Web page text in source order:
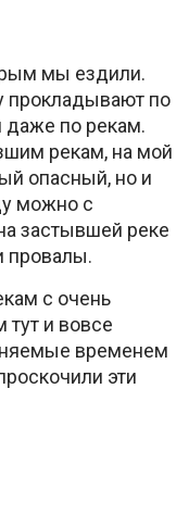
мы ездили.
прокладывают по
даже по рекам.
рекам, на мой
опасный, но и
можно с
застывшей реке
провалы.
с очень
и вовсе
временем
эти